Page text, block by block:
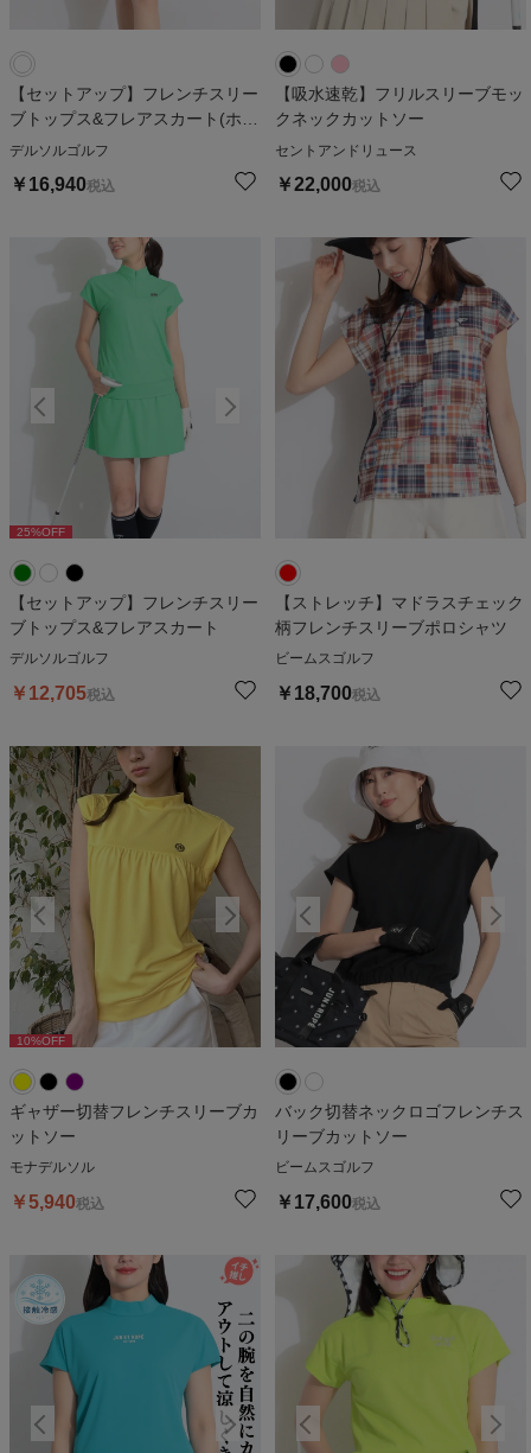
【セットアップ】フレンチスリー
ブトップス&フレアスカート(ホワ
イト)
デルソルゴルフ
￥ 16,940税込
【吸水速乾】フリルスリーブモッ
クネックカットソー
セントアンドリュース
￥22,000税込
25%OFF
【セットアップ】フレンチスリー
ブトップス&フレアスカート
デルソルゴルフ
￥ 12,705税込
【ストレッチ】マドラスチェック
柄フレンチスリーブポロシャツ
ビームスゴルフ
￥ 18,700税込
10%OFF 10%OFF
ギャザー切替フレンチスリーブカ
ットソー
モナデルソル
￥5,940税込
バック切替ネックロゴフレンチス
リーブカットソー
ビームスゴルフ
￥ 17,600税込